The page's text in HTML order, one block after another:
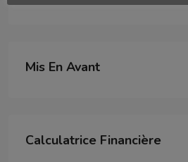
Mis En Avant
Calculatrice Financière